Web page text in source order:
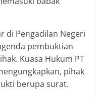
di Pengadilan Negeri
pembuktian
Kuasa Hukum PT
pihak
berupa surat.